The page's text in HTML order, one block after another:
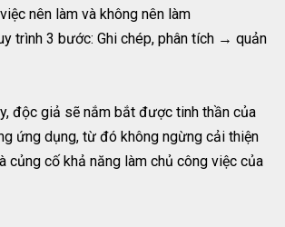
nên làm và không nên làm
trình 3 bước: Ghi chép, phân tích → quản
độc giả sẽ nắm bắt được tinh thần của
ứng dụng, từ đó không ngừng cải thiện
củng cố khả năng làm chủ công việc của